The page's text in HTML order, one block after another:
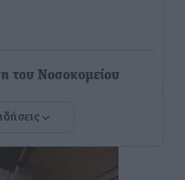
του Νοσοκομείου